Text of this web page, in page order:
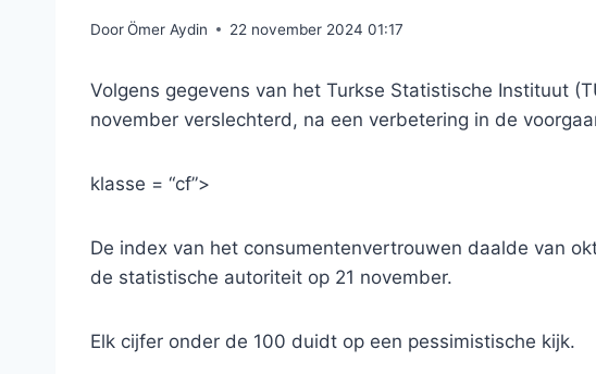
DoorÖmer Aydin 22 november 2024 01:17
Volgens gegevens van het Turkse Statistische Instituut
november verslechterd, na een verbetering in de
klasse = “cf”>
De index van het consumentenvertrouwen daalde van
de statistische autoriteit op 21 november.
Elk cijfer onder de 100 duidt op een pessimistische kijk.